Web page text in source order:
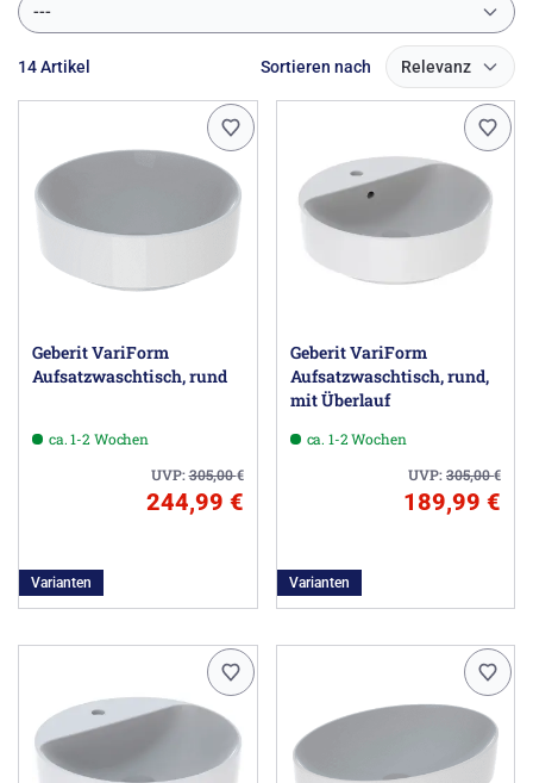
---
14 Artikel Sortieren nach Relevanz
Geberit VariForm
Aufsatzwaschtisch, rund
ca. 1-2 Wochen
UVP:305,00€
244,99 €
Varianten
Geberit VariForm
Aufsatzwaschtisch, rund,
mit Überlauf
ca. 1-2 Wochen
UVP:305,00€
189,99 €
Varianten